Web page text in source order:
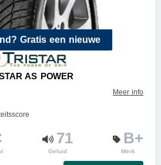
Gratis een nieuwe
AS POWER
Meer info
71
Geluid
B+
Merk